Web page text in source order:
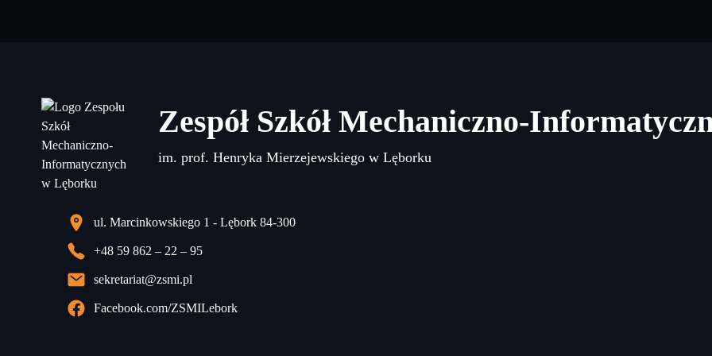
Zespół Szkół Mechaniczno-
im. prof. Henryka Mierzejewskiego w Lęborku
ul. Marcinkowskiego 1 - Lębork 84-300
+48 59 862 – 22 – 95
sekretariat@zsmi.pl
Facebook.com/ZSMILebork